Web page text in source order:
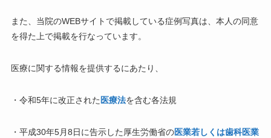
また、当院のWEBサイトで掲載している症例写真は、本人の同意
を得た上で掲載を行なっています。
医療に関する情報を提供するにあたり、
・令和5年に改正された 医療法を含む各法規
・平成30年5月8日に告示した厚生労働省の医業若しくは歯科医業